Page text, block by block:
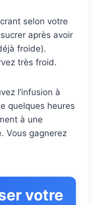
selon votre
après avoir
froide).
très froid.
l’infusion à
quelques heures
à une
Vous gagnerez
votre